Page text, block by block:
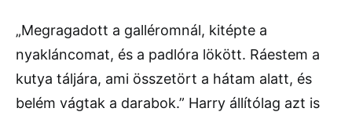
„Megragadott a galléromnál, kitépte a
nyakláncomat, és a padlóra lökött. Ráestem a
kutya táljára, ami összetört a hátam alatt, és
belém vágtak a darabok.” Harry állítólag azt is